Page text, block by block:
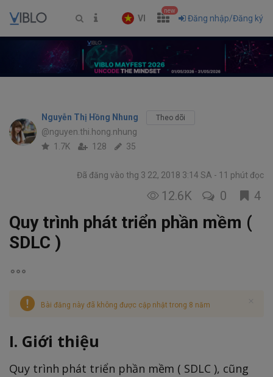
VI
new
Đăng nhập/Đăng ký
Nguyễn Thị Hồng Nhung
@nguyen.thi.hong.nhung
Theo dõi
1.7K 128 35
Đã đăng vào thg 3 22, 2018 3:14 SA 11 phút đọc
12.6K 0 4
Quy trình phát triển phần mềm (
SDLC )
Bài đăng này đã không được cập nhật trong 8 năm
I. Giới thiệu
Quy trình phát triển phần mềm ( SDLC ), cũng